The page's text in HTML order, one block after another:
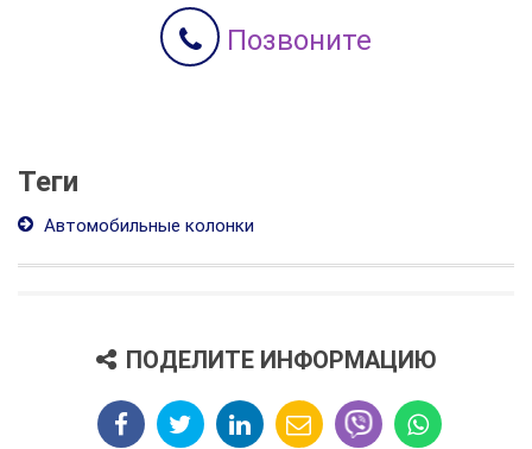
Позвоните
Теги
Автомобильные колонки
ПОДЕЛИТЕ ИНФОРМАЦИЮ